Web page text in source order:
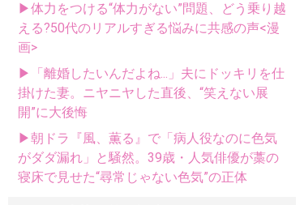
▶体力をつける“体力がない”問題、どう乗り越
える?50代のリアルすぎる悩みに共感の声<漫
画>
▶「離婚したいんだよね...」夫にドッキリを仕
掛けた妻。ニヤニヤした直後、“笑えない展
開”に大後悔
▶朝ドラ『風、薫る』で「病人役なのに色気
がダダ漏れ」と騒然。39歳・人気俳優が藁の
寝床で見せた“尋常じゃない色気”の正体